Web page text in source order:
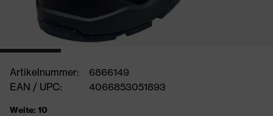
Artikelnummer:
6866149
EAN / UPC:
4066853051893
Weite: 10